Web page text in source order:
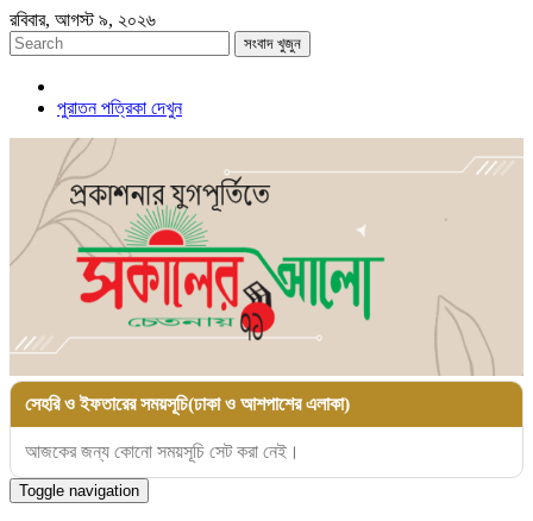
রবিবার, আগস্ট ৯, ২০২৬
সংবাদ খুজুন
পুরাতন পত্রিকা দেখুন
সেহরি ও ইফতারের সময়সূচি(ঢাকা ও আশপাশের এলাকা)
আজকের জন্য কোনো সময়সূচি সেট করা নেই।
Toggle navigation